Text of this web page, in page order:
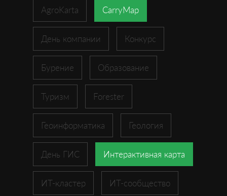
AgroKarta CarryMap
День компании Конкурс
Бурение Образование
Туризм Forester
Геоинформатика Геология
День ГИС Интерактивная карта
ИТ-кластер ИТ-сообщество